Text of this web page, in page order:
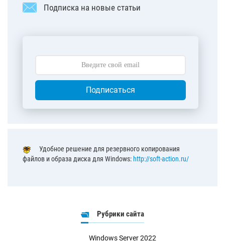
Подписка на новые статьи
Подписаться
Удобное решение для резервного копирования
файлов и образа диска для Windows: http://soft-action.ru/
Рубрики сайта
Windows Server 2022